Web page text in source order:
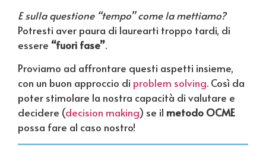
E sulla questione “tempo” come la mettiamo?
Potresti aver paura di laurearti troppo tardi, di
essere “fuori fase”.
Proviamo ad affrontare questi aspetti insieme,
con un buon approccio di problem solving. Così da
poter stimolare la nostra capacità di valutare e
decidere (decision making) se il metodo OCME
possa fare al caso nostro!